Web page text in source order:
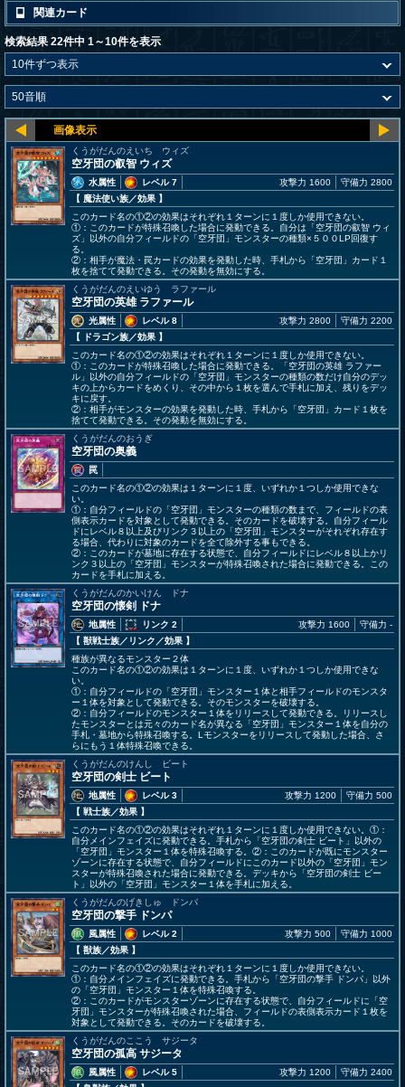
関連カード
検索結果 22件中 1～10件を表示
くうがだんのえいち ウィズ
空牙団の叡智 ウィズ
水属性
レベル 7
【 魔法使い族／効果 】
攻撃力 1600 守備力 2800
このカード名の①②の効果はそれぞれ１ターンに１度しか使用できない。
①：このカードが特殊召喚した場合に発動できる。自分は「空牙団の叡智 ウィ
ズ」以外の自分フィールドの「空牙団」モンスターの種類×５００LP回復す
る。
②：相手が魔法・罠カードの効果を発動した時、手札から「空牙団」カード１
枚を捨てて発動できる。その発動を無効にする。
くうがだんのえいゆう ラファール
空牙団の英雄 ラファール
光属性
レベル 8
【 ドラゴン族／効果 】
攻撃力 2800 守備力 2200
このカード名の①②の効果はそれぞれ１ターンに１度しか使用できない。
①：このカードが特殊召喚した場合に発動できる。「空牙団の英雄 ラファー
ル」以外の自分フィールドの「空牙団」モンスターの種類の数だけ自分のデッ
キの上からカードをめくり、その中から１枚を選んで手札に加え、残りをデッ
キに戻す。
②：相手がモンスターの効果を発動した時、手札から「空牙団」カード１枚を
捨てて発動できる。その発動を無効にする。
くうがだんのおうぎ
空牙団の奥義
罠
このカード名の①②の効果は１ターンに１度、いずれか１つしか使用できな
い。
①：自分フィールドの「空牙団」モンスターの種類の数まで、フィールドの表
側表示カードを対象として発動できる。そのカードを破壊する。自分フィール
ドにレベル８以上及びリンク３以上の「空牙団」モンスターがそれぞれ存在す
る場合、代わりに対象のカードを全て除外する事もできる。
②：このカードが墓地に存在する状態で、自分フィールドにレベル８以上かリ
ンク３以上の「空牙団」モンスターが特殊召喚された場合に発動できる。この
カードを手札に加える。
くうがだんのかいけん ドナ
空牙団の懐剣 ドナ
地属性
リンク 2
【 獣戦士族／リンク／効果 】
攻撃力 1600 守備力 -
種族が異なるモンスター２体
このカード名の①②の効果は１ターンに１度、いずれか１つしか使用できな
い。
①：自分フィールドの「空牙団」モンスター１体と相手フィールドのモンスタ
ー１体を対象として発動できる。そのモンスターを破壊する。
②：自分フィールドのモンスター１体をリリースして発動できる。リリースし
たモンスターとは元々のカード名が異なる「空牙団」モンスター１体を自分の
手札・墓地から特殊召喚する。Lモンスターをリリースして発動した場合、さ
らにもう１体特殊召喚できる。
くうがだんのけんし ビート
空牙団の剣士 ビート
地属性
レベル 3
【 戦士族／効果 】
攻撃力 1200 守備力 500
このカード名の①②の効果はそれぞれ１ターンに１度しか使用できない。①：
自分メインフェイズに発動できる。手札から「空牙団の剣士 ビート」以外の
「空牙団」モンスター１体を特殊召喚する。②：このカードが既にモンスター
ゾーンに存在する状態で、自分フィールドにこのカード以外の「空牙団」モン
スターが特殊召喚された場合に発動できる。デッキから「空牙団の剣士 ビー
ト」以外の「空牙団」モンスター１体を手札に加える。
くうがだんのげきしゅ ドンパ
空牙団の撃手 ドンパ
風属性
レベル 2
【 獣族／効果 】
攻撃力 500 守備力 1000
このカード名の①②の効果はそれぞれ１ターンに１度しか使用できない。
①：自分メインフェイズに発動できる。手札から「空牙団の撃手 ドンパ」以外
の「空牙団」モンスター１体を特殊召喚する。
②：このカードがモンスターゾーンに存在する状態で、自分フィールドに「空
牙団」モンスターが特殊召喚された場合、フィールドの表側表示カード１枚を
対象として発動できる。そのカードを破壊する。
くうがだんのここう サジータ
空牙団の孤高 サジータ
風属性
レベル 5
攻撃力 1200 守備力 2400